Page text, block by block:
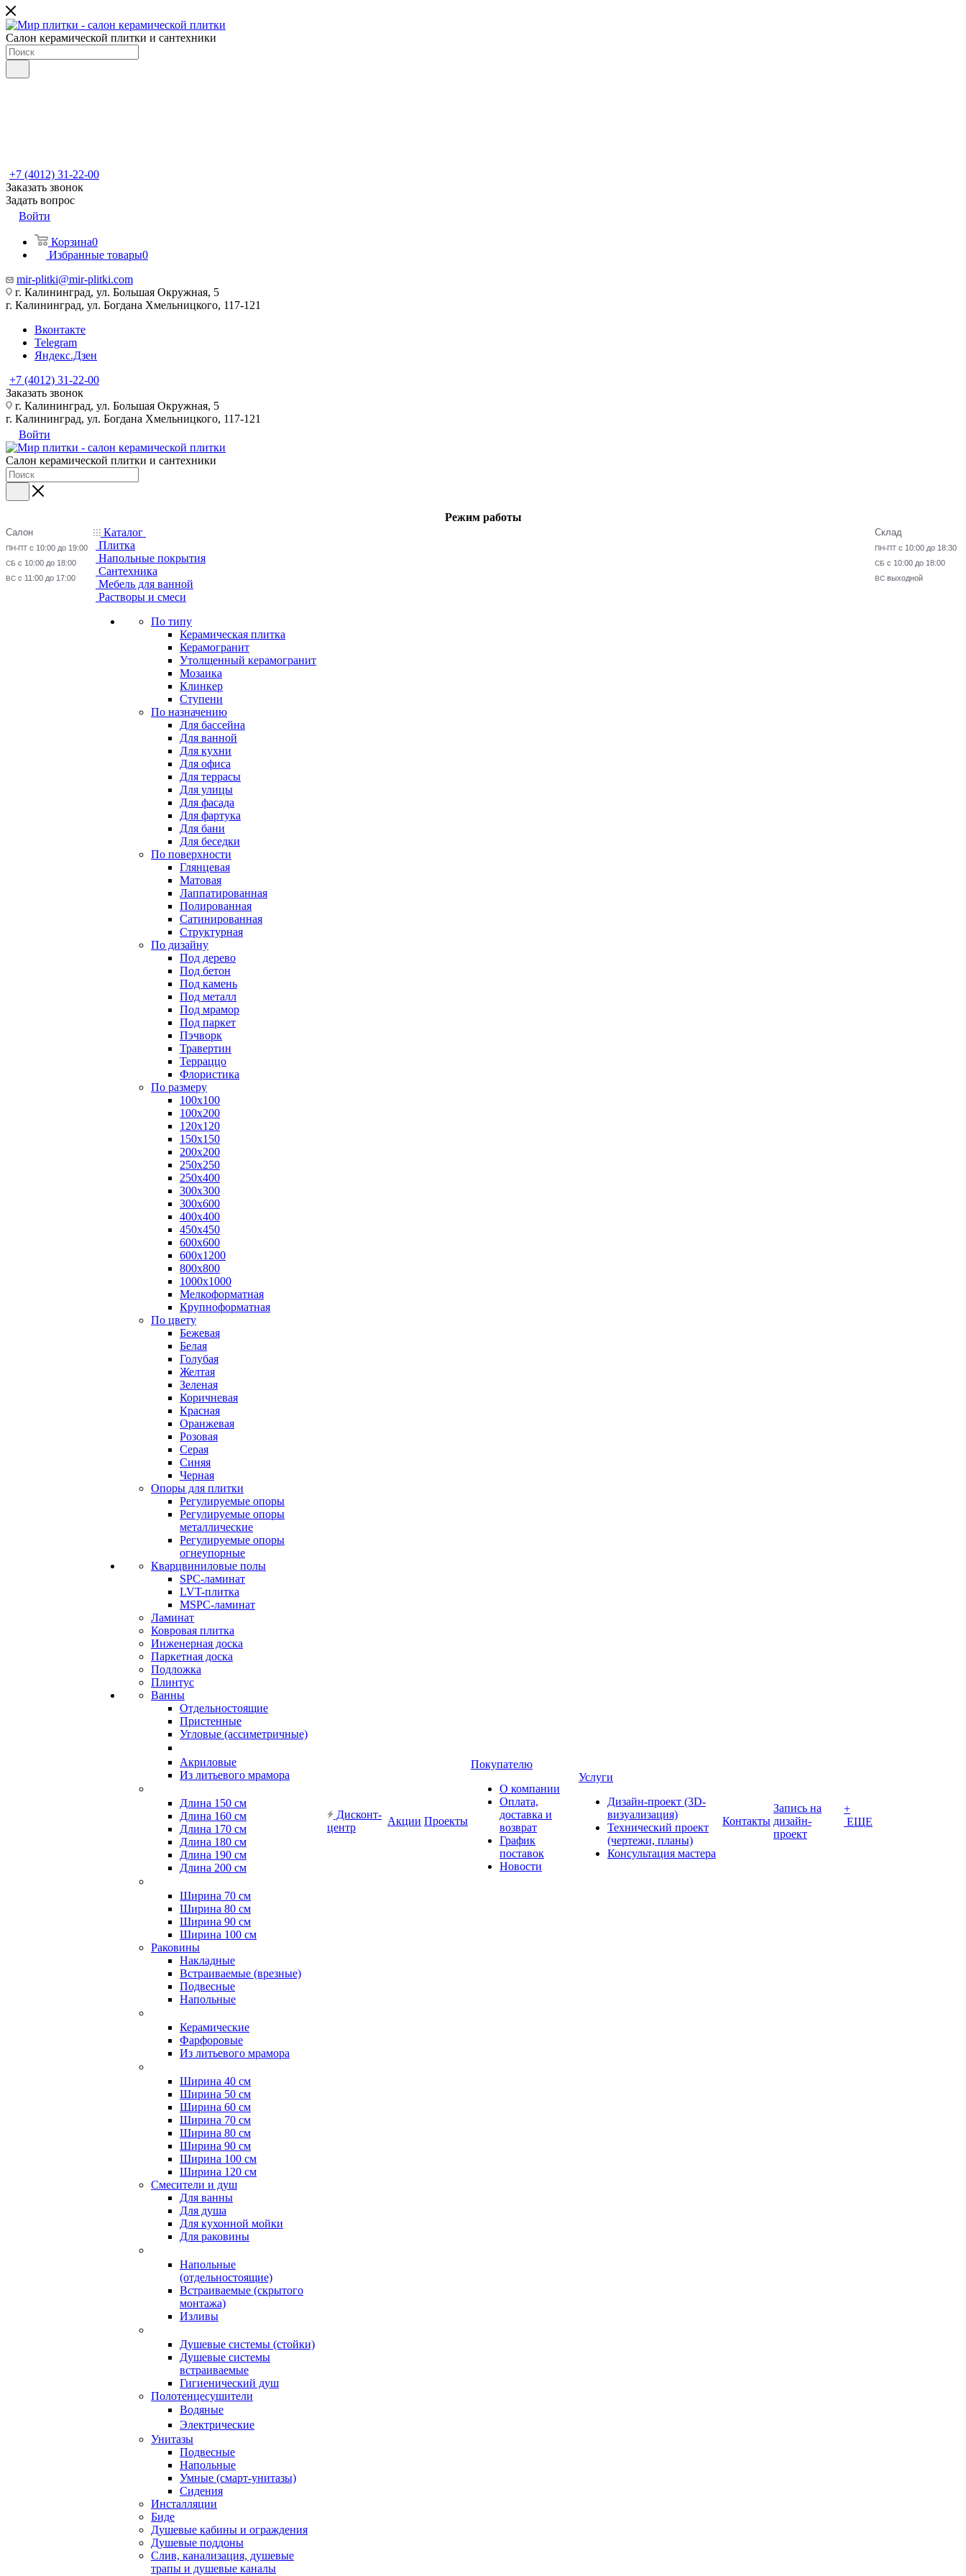
Салон керамической плитки и сантехники
+7 (4012) 31-22-00
Заказать звонок
Задать вопрос
Войти
Корзина0
Избранные товары0
mir-plitki@mir-plitki.com
г. Калининград, ул. Большая Окружная, 5
г. Калининград, ул. Богдана Хмельницкого, 117-121
Вконтакте
Telegram
Яндекс.Дзен
+7 (4012) 31-22-00
Заказать звонок
г. Калининград, ул. Большая Окружная, 5
г. Калининград, ул. Богдана Хмельницкого, 117-121
Войти
Салон керамической плитки и сантехники
Режим работы
Салон
ПН-ПТ с 10:00 до 19:00
СБ с 10:00 до 18:00
ВС с 11:00 до 17:00
Склад
ПН-ПТ с 10:00 до 18:30
СБ с 10:00 до 18:00
ВС выходной
Каталог
Плитка
Напольные покрытия
Сантехника
Мебель для ванной
Растворы и смеси
По типу
Керамическая плитка
Керамогранит
Утолщенный керамогранит
Мозаика
Клинкер
Ступени
По назначению
Для бассейна
Для ванной
Для кухни
Для офиса
Для террасы
Для улицы
Для фасада
Для фартука
Для бани
Для беседки
По поверхности
Глянцевая
Матовая
Лаппатированная
Полированная
Сатинированная
Структурная
По дизайну
Под дерево
Под бетон
Под камень
Под металл
Под мрамор
Под паркет
Пэчворк
Травертин
Терраццо
Флористика
По размеру
100х100
100х200
120х120
150х150
200х200
250х250
250х400
300х300
300х600
400х400
450х450
600х600
600х1200
800х800
1000х1000
Мелкоформатная
Крупноформатная
По цвету
Бежевая
Белая
Голубая
Желтая
Зеленая
Коричневая
Красная
Оранжевая
Розовая
Серая
Синяя
Черная
Опоры для плитки
Регулируемые опоры
Регулируемые опоры
металлические
Регулируемые опоры
огнеупорные
Кварцвиниловые полы
SPC-ламинат
LVT-плитка
MSPC-ламинат
Ламинат
Ковровая плитка
Инженерная доска
Паркетная доска
Подложка
Плинтус
Ванны
Отдельностоящие
Пристенные
Угловые (ассиметричные)
Акриловые
Из литьевого мрамора
Длина 150 см
Длина 160 см
Длина 170 см
Длина 180 см
Длина 190 см
Длина 200 см
Ширина 70 см
Ширина 80 см
Ширина 90 см
Ширина 100 см
Раковины
Накладные
Встраиваемые (врезные)
Подвесные
Напольные
Керамические
Фарфоровые
Из литьевого мрамора
Ширина 40 см
Ширина 50 см
Ширина 60 см
Ширина 70 см
Ширина 80 см
Ширина 90 см
Ширина 100 см
Ширина 120 см
Смесители и душ
Для ванны
Для душа
Для кухонной мойки
Для раковины
Напольные
(отдельностоящие)
Встраиваемые (скрытого
монтажа)
Изливы
Душевые системы (стойки)
Душевые системы
встраиваемые
Гигиенический душ
Полотенцесушители
ㅤВодяные
ㅤЭлектрические
Унитазы
Подвесные
Напольные
Умные (смарт-унитазы)
Сидения
Инсталляции
Биде
Душевые кабины и ограждения
Душевые поддоны
Слив, канализация, душевые
трапы и душевые каналы
Дисконт-
центр
Акции Проекты
Покупателю
О компании
Оплата,
доставка и
возврат
График
поставок
Новости
Услуги
Дизайн-проект (3D-
визуализация)
Технический проект
(чертежи, планы)
Консультация мастера
Контакты
Запись на
дизайн-
проект
+
ЕЩЕ